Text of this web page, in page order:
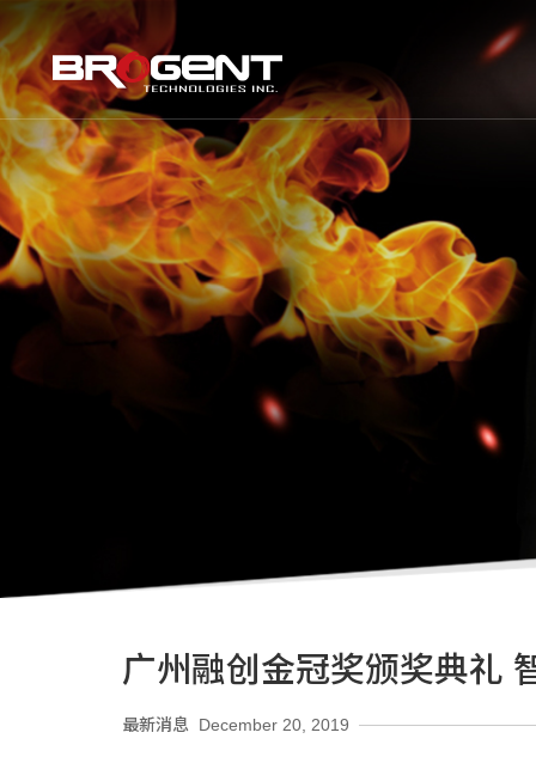
广州融创金冠奖颁奖典礼
最新消息 December 20, 2019